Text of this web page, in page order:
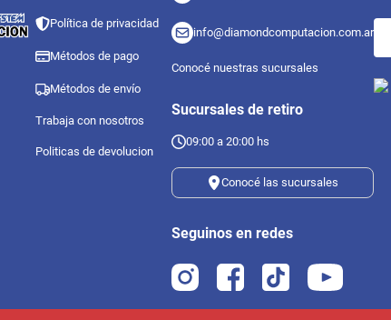
Política de privacidad
Métodos de pago
Métodos de envío
Trabaja con nosotros
Politicas de devolucion
info@diamondcomputacion.com.ar
Conocé nuestras sucursales
Sucursales de retiro
09:00 a 20:00 hs
Conocé las sucursales
Seguinos en redes